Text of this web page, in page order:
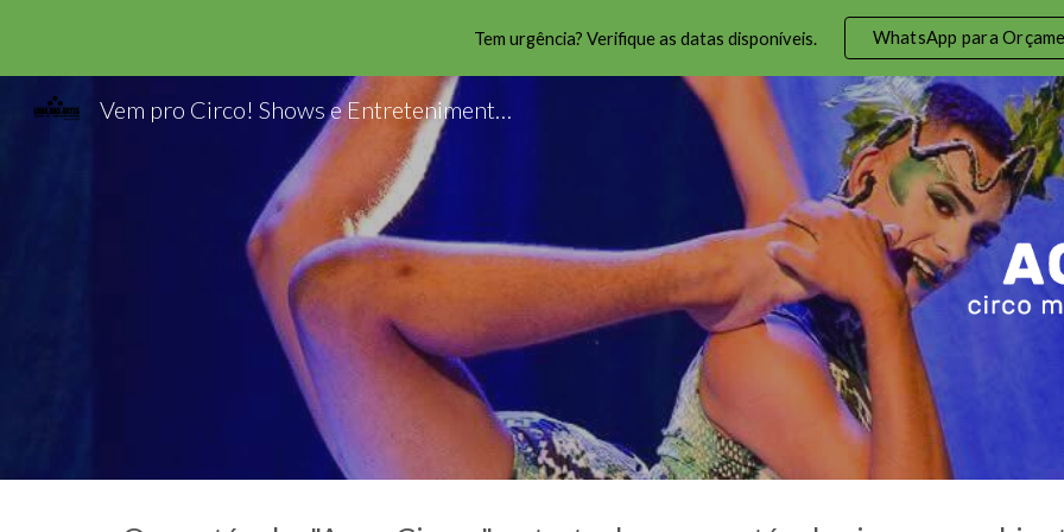
Skip to main content Skip to
Tem urgência? Verifique as datas disponíveis. WhatsApp para
Vem pro Circo! Shows e Entretenimento Circenses